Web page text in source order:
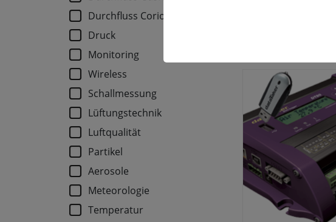
Durchfluss Coriolis
Druck
Monitoring
Wireless
Schallmessung
Lüftungstechnik
Luftqualität
Partikel
Aerosole
Meteorologie
Temperatur